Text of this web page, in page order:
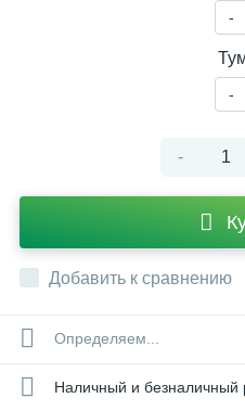
-
-
-
Добавить к сравнению
Определяем...
Наличный и безналичный